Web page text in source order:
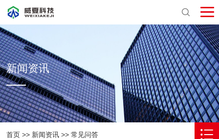
新闻资讯
首页 >> 新闻资讯 >>常见问答